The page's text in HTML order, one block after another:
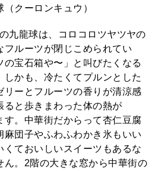
クーロンキュウ）
九龍球は、コロコロツヤツヤの
フルーツが閉じこめられてい
の宝石箱や〜」と叫びたくなる
しかも、冷たくてプルンとした
リーとフルーツの香りが清涼感
ると歩きまわった体の熱が
す。中華街だからって杏仁豆腐
麻団子やふわふわかき氷もいい
くておいしいスイーツもあるな
ん。2階の大きな窓から中華街の